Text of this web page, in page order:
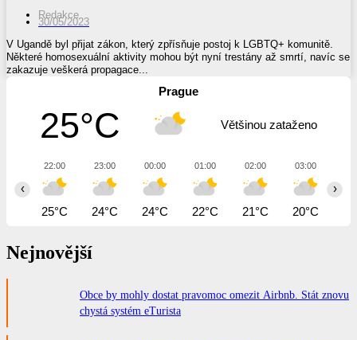
Redakce
30/05/2023
V Ugandě byl přijat zákon, který zpřísňuje postoj k LGBTQ+ komunitě.
Některé homosexuální aktivity mohou být nyní trestány až smrtí, navíc se
zakazuje veškerá propagace...
Prague
25°C Většinou zataženo
22:00
25°C
23:00
24°C
00:00
24°C
01:00
22°C
02:00
21°C
03:00
20°C
‹ ›
Nejnovější
Obce by mohly dostat pravomoc omezit Airbnb. Stát znovu
chystá systém eTurista